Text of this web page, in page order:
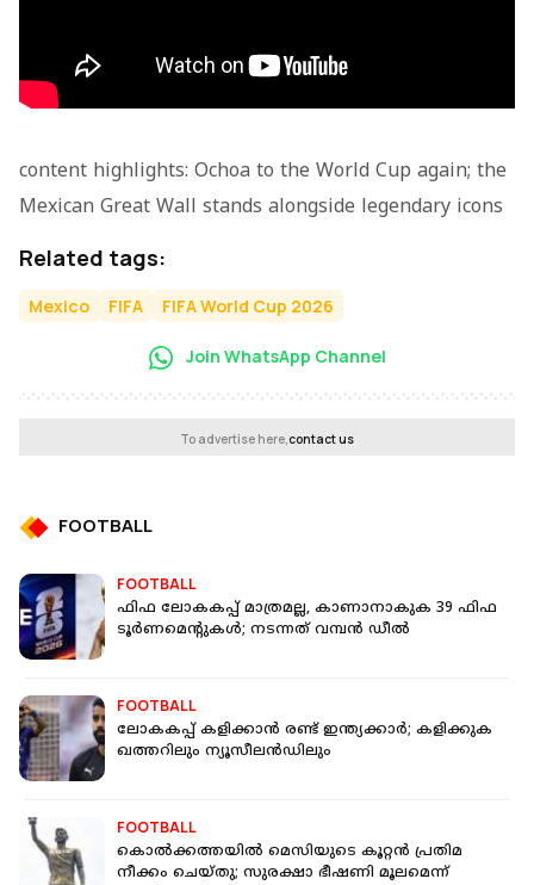
content highlights: Ochoa to the World Cup again; the
Mexican Great Wall stands alongside legendary icons
Related tags:
Mexico FIFA FIFA World Cup 2026
Join WhatsApp Channel
To advertise here,contact us
FOOTBALL
FOOTBALL
ഫിഫ ലോകകപ്പ് മാത്രമല്ല, കാണാനാകുക 39 ഫിഫ
ടൂര്‍ണമെന്റുകള്‍; നടന്നത് വമ്പന്‍ ഡീല്‍
FOOTBALL
ലോകകപ്പ് കളിക്കാന്‍ രണ്ട് ഇന്ത്യക്കാര്‍; കളിക്കുക
ഖത്തറിലും ന്യൂസീലന്‍ഡിലും
FOOTBALL
കൊൽക്കത്തയിൽ മെസിയുടെ കൂറ്റൻ പ്രതിമ
നീക്കം ചെയ്തു; സുരക്ഷാ ഭീഷണി മൂലമെന്ന്